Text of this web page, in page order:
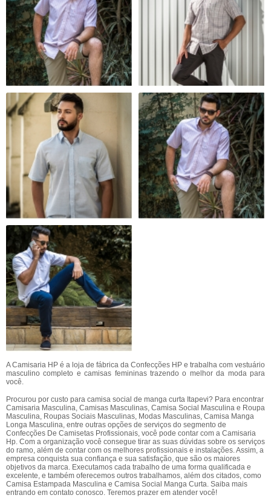
A Camisaria HP é a loja de fábrica da Confecções HP e trabalha com vestuário
masculino completo e camisas femininas trazendo o melhor da moda para
você.
Procurou por custo para camisa social de manga curta Itapevi? Para encontrar
Camisaria Masculina, Camisas Masculinas, Camisa Social Masculina e Roupa
Masculina, Roupas Sociais Masculinas, Modas Masculinas, Camisa Manga
Longa Masculina, entre outras opções de serviços do segmento de
Confecções De Camisetas Profissionais, você pode contar com a Camisaria
Hp. Com a organização você consegue tirar as suas dúvidas sobre os serviços
do ramo, além de contar com os melhores profissionais e instalações. Assim, a
empresa conquista sua confiança e sua satisfação, que são os maiores
objetivos da marca. Executamos cada trabalho de uma forma qualificada e
excelente, e também oferecemos outros trabalhamos, além dos citados, como
Camisa Estampada Masculina e Camisa Social Manga Curta. Saiba mais
entrando em contato conosco. Teremos prazer em atender você!